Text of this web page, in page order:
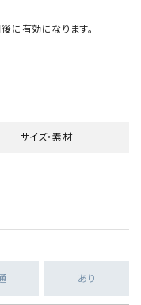
に有効になります。
サイズ・素材
あり